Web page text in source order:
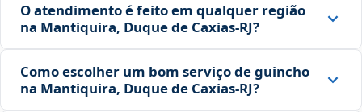
O atendimento é feito em qualquer região
na Mantiquira, Duque de Caxias‑RJ?
Como escolher um bom serviço de guincho
na Mantiquira, Duque de Caxias‑RJ?